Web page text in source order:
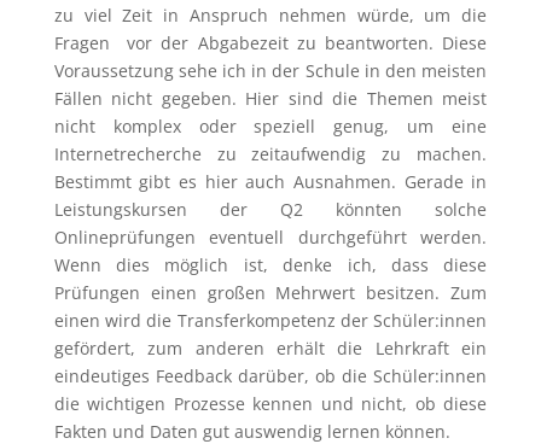
zu viel Zeit in Anspruch nehmen würde, um die
Fragen vor der Abgabezeit zu beantworten. Diese
Voraussetzung sehe ich in der Schule in den meisten
Fällen nicht gegeben. Hier sind die Themen meist
nicht komplex oder speziell genug, um eine
Internetrecherche zu zeitaufwendig zu machen.
Bestimmt gibt es hier auch Ausnahmen. Gerade in
Leistungskursen der Q2 könnten solche
Onlineprüfungen eventuell durchgeführt werden.
Wenn dies möglich ist, denke ich, dass diese
Prüfungen einen großen Mehrwert besitzen. Zum
einen wird die Transferkompetenz der Schüler:innen
gefördert, zum anderen erhält die Lehrkraft ein
eindeutiges Feedback darüber, ob die Schüler:innen
die wichtigen Prozesse kennen und nicht, ob diese
Fakten und Daten gut auswendig lernen können.